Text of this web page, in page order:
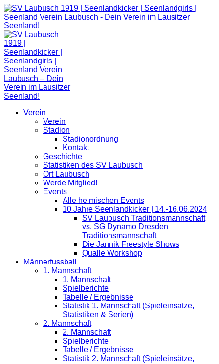
Zum
Inhalt
springen
Verein
Verein
Stadion
Stadionordnung
Kontakt
Geschichte
Statistiken des SV Laubusch
Ort Laubusch
Werde Mitglied!
Events
Alle heimischen Events
10 Jahre Seenlandkicker | 14.-16.06.2024
SV Laubusch Traditionsmannschaft
vs. SG Dynamo Dresden
Traditionsmannschaft
Die Jannik Freestyle Shows
Qualle Workshop
Männerfussball
1. Mannschaft
1. Mannschaft
Spielberichte
Tabelle / Ergebnisse
Statistik 1. Mannschaft (Spieleinsätze,
Statistiken & Serien)
2. Mannschaft
2. Mannschaft
Spielberichte
Tabelle / Ergebnisse
Statistik 2. Mannschaft (Spieleinsätze,